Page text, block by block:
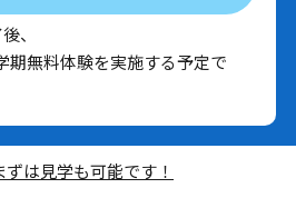
、
期無料体験を実施する予定で
は見学も可能です！